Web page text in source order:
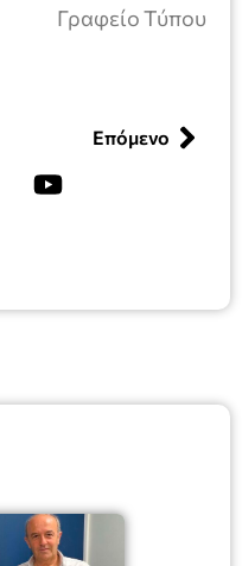
Γραφείο Τύπου
Επόμενο